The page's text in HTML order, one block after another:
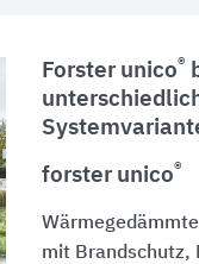
Forster unico®
forster unico®
mit Brandschutz,